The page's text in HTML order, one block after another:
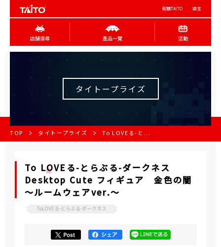
有關TAITO 語言
店舖搜尋 產品一覽 活動
タイトープライズ
TOP タイトープライズ To LOVEる-と...
To LOVEる-とらぶる-ダークネス
Desktop Cute フィギュア 金色の闇
～ルームウェアver.～
ToLOVEる-とらぶる-ダークネス